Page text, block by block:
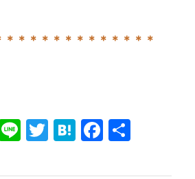
＊＊＊＊＊＊＊＊＊＊＊＊＊
LineTwitter
Hatena共